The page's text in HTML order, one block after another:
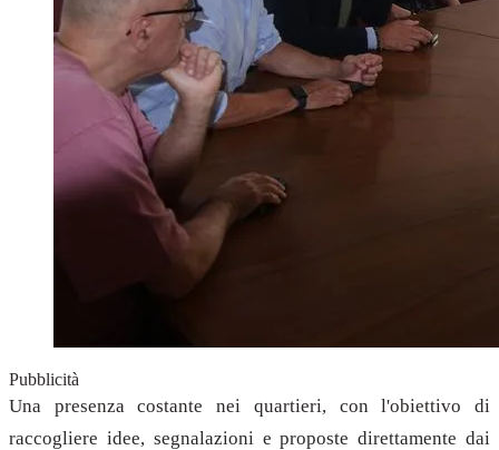
Pubblicità
Una presenza costante nei quartieri, con l'obiettivo di
raccogliere idee, segnalazioni e proposte direttamente dai